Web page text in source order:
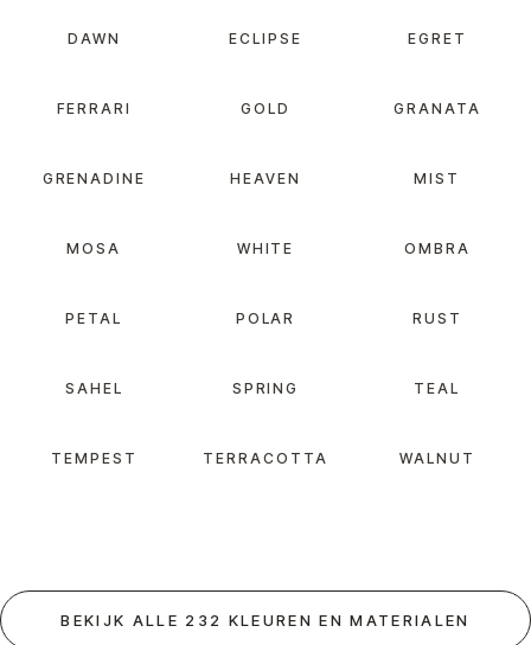
DAWN ECLIPSE EGRET
FERRARI GOLD GRANATA
GRENADINE HEAVEN MIST
MOSA WHITE OMBRA
PETAL POLAR RUST
SAHEL SPRING TEAL
TEMPEST TERRACOTTA WALNUT
BEKIJK ALLE 232 KLEUREN EN MATERIALEN